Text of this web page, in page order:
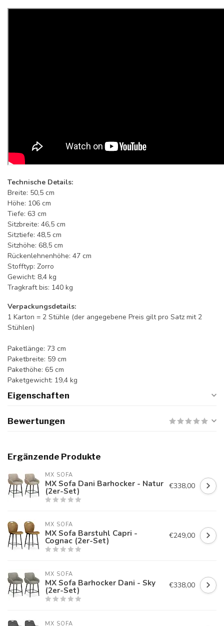
Technische Details:
Breite: 50,5 cm
Höhe: 106 cm
Tiefe: 63 cm
Sitzbreite: 46,5 cm
Sitztiefe: 48,5 cm
Sitzhöhe: 68,5 cm
Rückenlehnenhöhe: 47 cm
Stofftyp: Zorro
Gewicht: 8,4 kg
Tragkraft bis: 140 kg
Verpackungsdetails:
1 Karton = 2 Stühle (der angegebene Preis gilt pro Satz mit 2
Stühlen)
Paketlänge: 73 cm
Paketbreite: 59 cm
Pakethöhe: 65 cm
Paketgewicht: 19,4 kg
Eigenschaften
Bewertungen
Ergänzende Produkte
MX SOFA
MX Sofa Dani Barhocker - Natur
(2er-Set) €338,00
MX SOFA
MX Sofa Barstuhl Capri -
Cognac (2er-Set) €249,00
MX SOFA
MX Sofa Barhocker Dani - Sky
(2er-Set) €338,00
MX SOFA